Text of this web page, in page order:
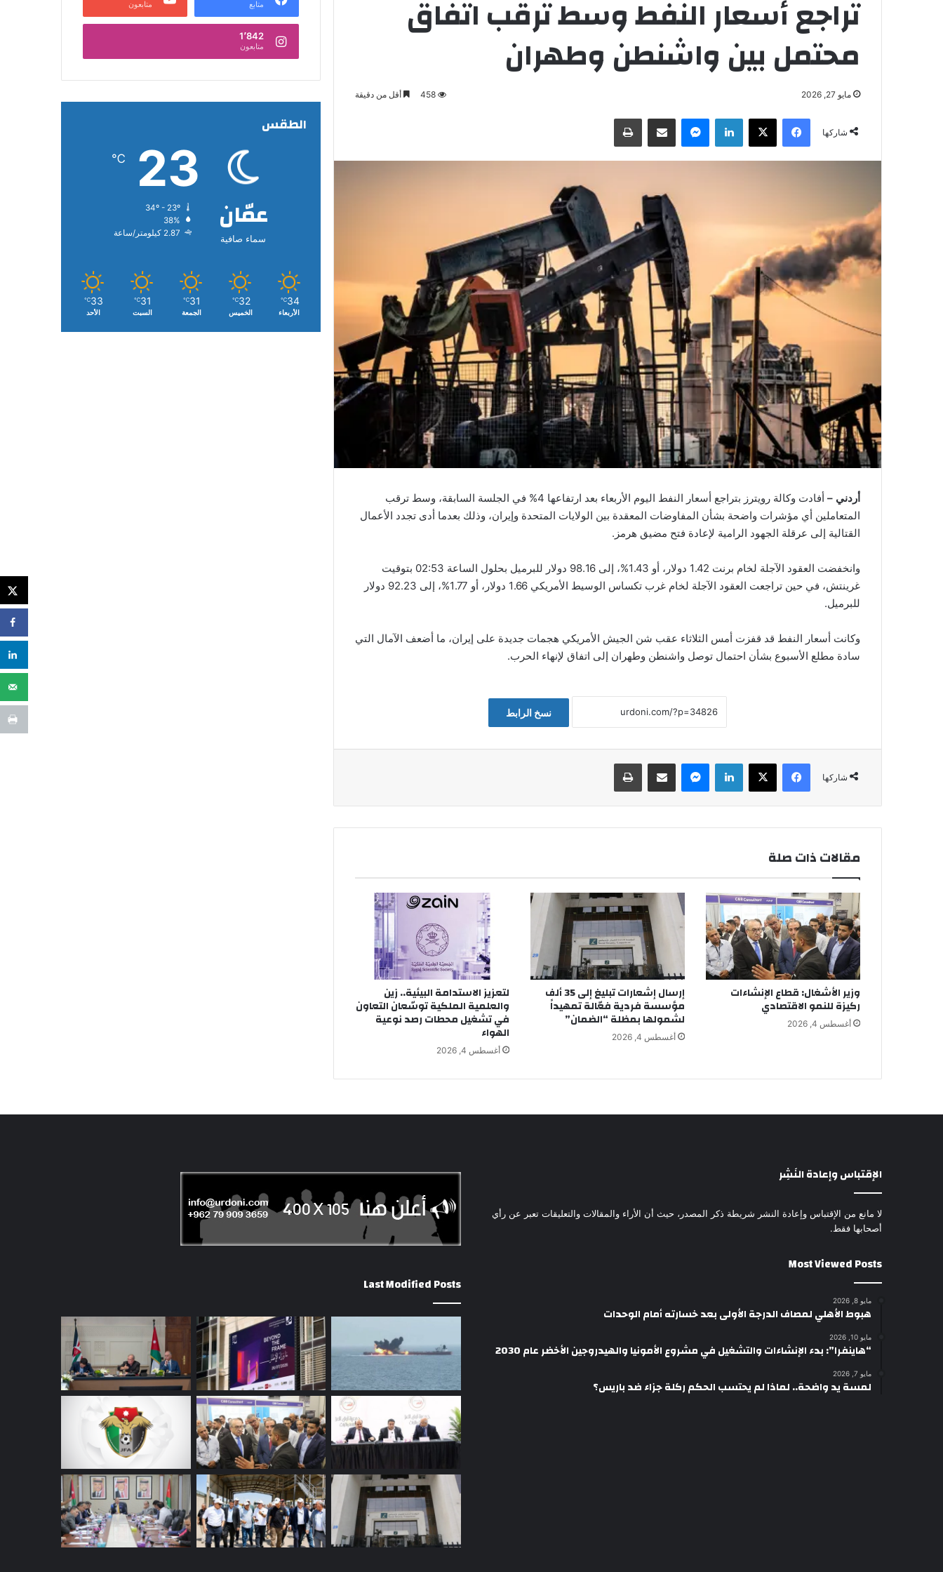
تراجع أسعار النفط وسط ترقب اتفاق
محتمل بين واشنطن وطهران
مايو 27, 2026 458 أقل من دقيقة
شاركها
فيسبوك لينكدإن
أردني –
أفادت وكالة رويترز بتراجع أسعار النفط اليوم الأربعاء بعد ارتفاعها 4% في الجلسة السابقة، وسط ترقب
المتعاملين أي مؤشرات واضحة بشأن المفاوضات المعقدة بين الولايات المتحدة وإيران، وذلك بعدما أدى تجدد الأعمال
القتالية إلى عرقلة الجهود الرامية لإعادة فتح مضيق هرمز.
وانخفضت العقود الآجلة لخام برنت 1.42 دولار، أو 1.43%، إلى 98.16 دولار للبرميل بحلول الساعة 02:53 بتوقيت
غرينتش، في حين تراجعت العقود الآجلة لخام غرب تكساس الوسيط الأمريكي 1.66 دولار، أو 1.77%، إلى 92.23 دولار
للبرميل.
وكانت أسعار النفط قد قفزت أمس الثلاثاء عقب شن الجيش الأمريكي هجمات جديدة على إيران، ما أضعف الآمال التي
سادة مطلع الأسبوع بشأن احتمال توصل واشنطن وطهران إلى اتفاق لإنهاء الحرب.
نسخ الرابط
شاركها
فيسبوك لينكدإن
مقالات ذات صلة
وزير الأشغال: قطاع الإنشاءات
ركيزة للنمو الاقتصادي
أغسطس 4, 2026
إرسال إشعارات تبليغ إلى 35 ألف
مؤسسة فردية فعّالة تمهيداً
لشمولها بمظلة “الضمان”
أغسطس 4, 2026
لتعزيز الاستدامة البيئية.. زين
والعلمية الملكية توسّعان التعاون
في تشغيل محطات رصد نوعية
الهواء
أغسطس 4, 2026
متابع متابعون
1٬842
متابعون
الطقس
عمّان
سماء صافية
23
℃
38%
2.87 كيلومتر/ساعة
34
℃
الأربعاء
32
℃
الخميس
31
℃
الجمعة
31
℃
السبت
33
℃
الأحد
الإقتباس وإعادة النَشِر
لا مانع من الإقتباس وإعادة النشر شريطة ذكر المصدر، حيث أن الأراء والمقالات والتعليقات تعبر عن رأي
أصحابها فقط.
Most Viewed Posts
مايو 8, 2026
هبوط الأهلي لمصاف الدرجة الأولى بعد خسارته أمام الوحدات
مايو 10, 2026
“هاينفرا”: بدء الإنشاءات والتشغيل في مشروع الأمونيا والهيدروجين الأخضر عام 2030
مايو 7, 2026
لمسة يد واضحة.. لماذا لم يحتسب الحكم ركلة جزاء ضد باريس؟
Last Modified Posts